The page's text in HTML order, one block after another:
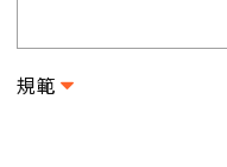
規範